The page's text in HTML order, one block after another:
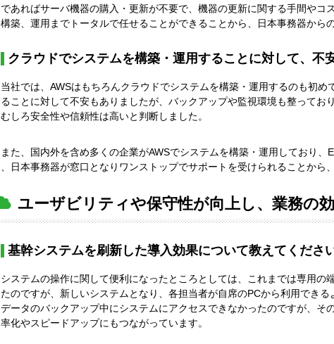
であればサーバ機器の購入・更新が不要で、機器の更新に関する手間やコ
構築、運用までトータルで任せることができることから、日本事務器から
クラウドでシステムを構築・運用することに対して、不
当社では、AWSはもちろんクラウドでシステムを構築・運用するのも初
ることに対して不安もありましたが、バックアップや監視環境も整ってお
むしろ安全性や信頼性は高いと判断しました。
また、国内外を含め多くの企業がAWSでシステムを構築・運用しており
、日本事務器が窓口となりワンストップでサポートを受けられることから
ユーザビリティや保守性が向上し、業務の
基幹システムを刷新した導入効果について教えてください
システムの操作に関して便利になったところとしては、これまでは専用の
たのですが、新しいシステムとなり、各担当者が自席のPCから利用でき
データのバックアップ中にシステムにアクセスできなかったのですが、そ
率化やスピードアップにもつながっています。